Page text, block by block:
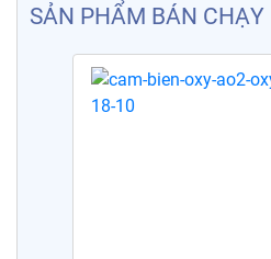
SẢN PHẨM BÁN CHẠY